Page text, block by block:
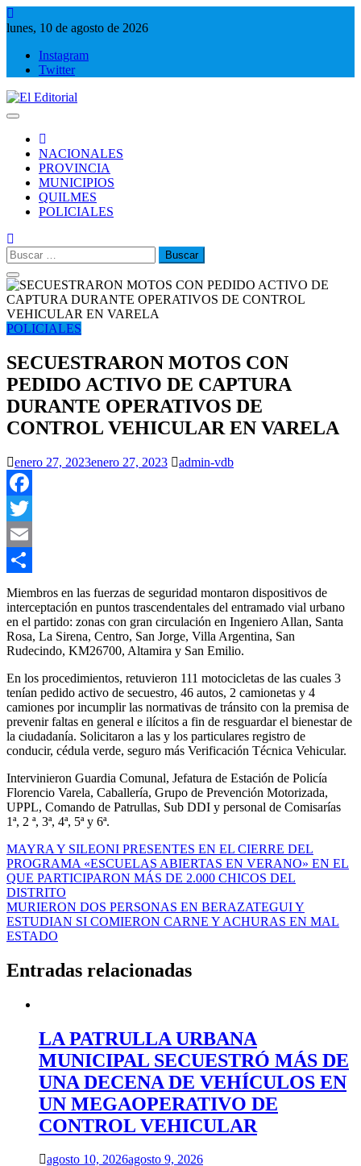
Saltar
al
lunes, 10 de agosto de 2026
Instagram
Twitter
NACIONALES
PROVINCIA
MUNICIPIOS
QUILMES
POLICIALES
Buscar:
POLICIALES
SECUESTRARON MOTOS CON
PEDIDO ACTIVO DE CAPTURA
DURANTE OPERATIVOS DE
CONTROL VEHICULAR EN VARELA
enero 27, 2023enero 27, 2023 admin-vdb
Facebook
Twitter
Email
Compartir
Miembros en las fuerzas de seguridad montaron dispositivos de
interceptación en puntos trascendentales del entramado vial urbano
en el partido: zonas con gran circulación en Ingeniero Allan, Santa
Rosa, La Sirena, Centro, San Jorge, Villa Argentina, San
Rudecindo, KM26700, Altamira y San Emilio.
En los procedimientos, retuvieron 111 motocicletas de las cuales 3
tenían pedido activo de secuestro, 46 autos, 2 camionetas y 4
camiones por incumplir las normativas de tránsito con la premisa de
prevenir faltas en general e ilícitos a fin de resguardar el bienestar de
la ciudadanía. Solicitaron a las y los particulares registro de
conducir, cédula verde, seguro más Verificación Técnica Vehicular.
Intervinieron Guardia Comunal, Jefatura de Estación de Policía
Florencio Varela, Caballería, Grupo de Prevención Motorizada,
UPPL, Comando de Patrullas, Sub DDI y personal de Comisarías
1ª, 2 ª, 3ª, 4ª, 5ª y 6ª.
Navegación
de
entradas
MAYRA Y SILEONI PRESENTES EN EL CIERRE DEL
PROGRAMA «ESCUELAS ABIERTAS EN VERANO» EN EL
QUE PARTICIPARON MÁS DE 2.000 CHICOS DEL
DISTRITO
MURIERON DOS PERSONAS EN BERAZATEGUI Y
ESTUDIAN SI COMIERON CARNE Y ACHURAS EN MAL
ESTADO
Entradas relacionadas
LA PATRULLA URBANA
MUNICIPAL SECUESTRÓ MÁS DE
UNA DECENA DE VEHÍCULOS EN
UN MEGAOPERATIVO DE
CONTROL VEHICULAR
agosto 10, 2026agosto 9, 2026